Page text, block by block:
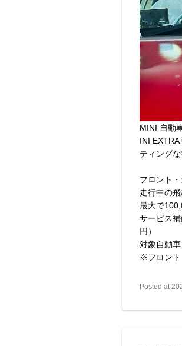
MINI 自動
INI
ティングな
フロント
走行中の
最大で
サービス
円）
対象自動車
※フロント
Posted at